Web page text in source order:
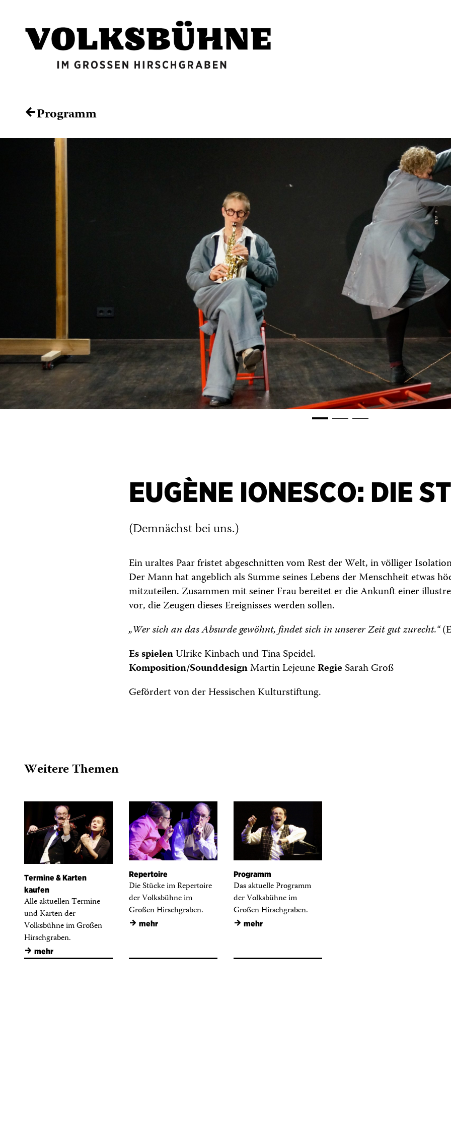
←Programm
EUGÈNE IONESCO: DIE
(Demnächst bei uns.)
Ein uraltes Paar fristet abgeschnitten vom Rest der Welt, in völliger
Der Mann hat angeblich als Summe seines Lebens der Menschheit etwas
mitzuteilen. Zusammen mit seiner Frau bereitet er die Ankunft einer
vor, die Zeugen dieses Ereignisses werden sollen.
„Wer sich an das Absurde gewöhnt, findet sich in unserer Zeit gut zurecht.“
Es spielenUlrike Kinbach und Tina Speidel.
Komposition/SounddesignMartin LejeuneRegie Sarah Groß
Gefördert von der Hessischen Kulturstiftung.
Weitere Themen
Termine & Karten
kaufen
Alle aktuellen Termine
und Karten der
Volksbühne im Großen
Hirschgraben.
→ mehr
Repertoire
Die Stücke im Repertoire
der Volksbühne im
Großen Hirschgraben.
→ mehr
Programm
Das aktuelle Programm
der Volksbühne im
Großen Hirschgraben.
→ mehr